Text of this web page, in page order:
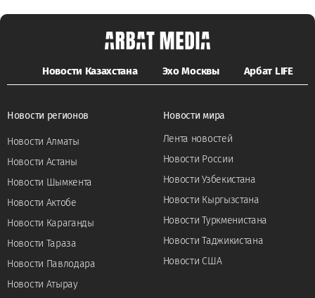
Новости Казахстана Эхо Москвы Арбат LIFE
Новости регионов
Новости Алматы
Новости Астаны
Новости Шымкента
Новости Актобе
Новости Караганды
Новости Тараза
Новости Павлодара
Новости Атырау
Новости мира
Лента новостей
Новости России
Новости Узбекистана
Новости Кыргызстана
Новости Туркменистана
Новости Таджикистана
Новости США